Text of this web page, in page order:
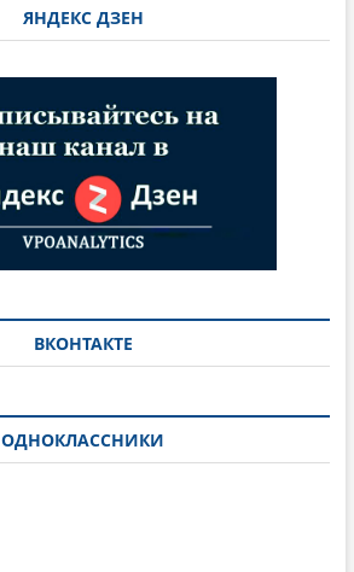
ЯНДЕКС ДЗЕН
ВКОНТАКТЕ
ОДНОКЛАССНИКИ